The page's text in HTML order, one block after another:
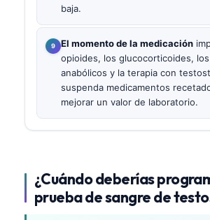
baja.
El momento de la medicación
opioides, los glucocorticoides,
anabólicos y la terapia con
suspenda medicamentos
mejorar un valor de laboratorio.
¿Cuándo deberías
prueba de sangre de